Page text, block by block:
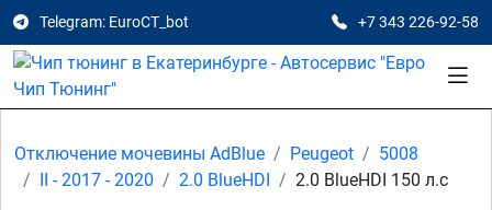
Telegram: EuroCT_bot +7 343 226-92-58
Отключение мочевины AdBlue Peugeot
5008
II - 2017 - 2020
2.0 BlueHDI 2.0 BlueHDI 150 л.с